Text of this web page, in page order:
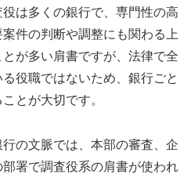
は多くの銀行で、専門性の高
件の判断や調整にも関わる上
が多い肩書ですが、法律で全
役職ではないため、銀行ごと
とが大切です。
の文脈では、本部の審査、企
署で調査役系の肩書が使われ